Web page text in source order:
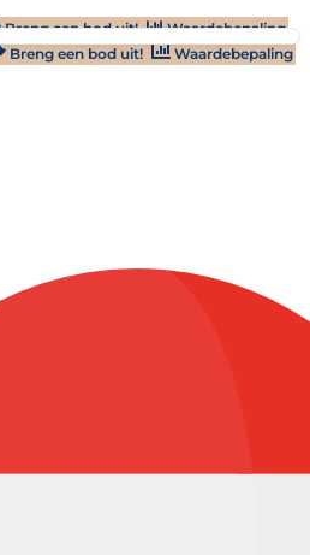
Breng een bod uit!
Waardebepaling
Breng een bod uit! Waardebepaling